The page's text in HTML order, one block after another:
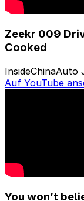
Zeekr 009
Cooked
InsideChinaAuto
Auf YouTube
You won’t